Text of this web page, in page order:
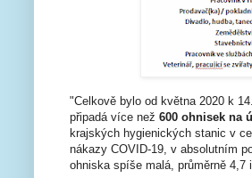
"Celkově bylo od května 2020 k
připadá více než 600 ohnisek na
krajských hygienických stanic v
nákazy COVID-19, v absolutním
ohniska spíše malá, průměrně